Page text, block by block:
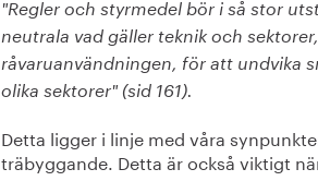
"Regler och styrmedel bör i så stor
neutrala vad gäller teknik och
råvaruanvändningen, för att undvika
olika sektorer" (sid 161).
Detta ligger i linje med våra
träbyggande. Detta är också viktigt